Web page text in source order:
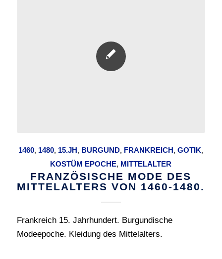
1460, 1480, 15.JH, BURGUND, FRANKREICH,GOTIK,
KOSTÜM EPOCHE, MITTELALTER
FRANZÖSISCHE MODE DES
MITTELALTERS VON 1460-1480.
Frankreich 15. Jahrhundert. Burgundische
Modeepoche. Kleidung des Mittelalters.